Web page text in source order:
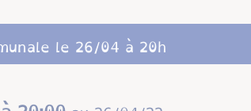
le 26/04 à 20h